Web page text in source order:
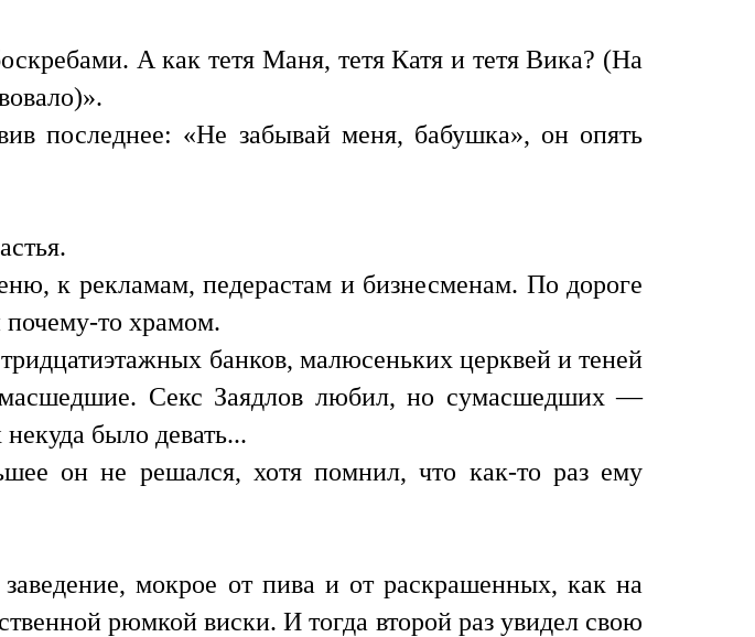
А как тетя Маня, тетя Катя и тетя Вика? (На
последнее: «Не забывай меня, бабушка», он опять
к рекламам, педерастам и бизнесменам. По дороге
почему-то храмом.
банков, малюсеньких церквей и теней
Секс Заядлов любил, но сумасшедших —
было девать...
он не решался, хотя помнил, что как-то раз ему
мокрое от пива и от раскрашенных, как на
рюмкой виски. И тогда второй раз увидел свою